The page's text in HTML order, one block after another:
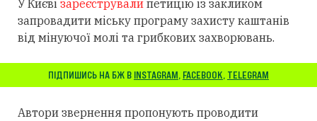
У Києві зареєстрували петицію із закликом
запровадити міську програму захисту каштанів
від мінуючої молі та грибкових захворювань.
ПІДПИШИСЬ НА БЖ В INSTAGRAM, FACEBOOK, TELEGRAM
Автори звернення пропонують проводити